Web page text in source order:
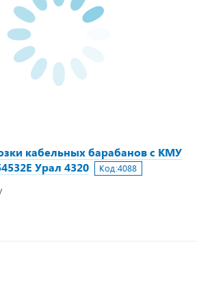
кабельных барабанов с КМУ
Урал 4320
Код:4088